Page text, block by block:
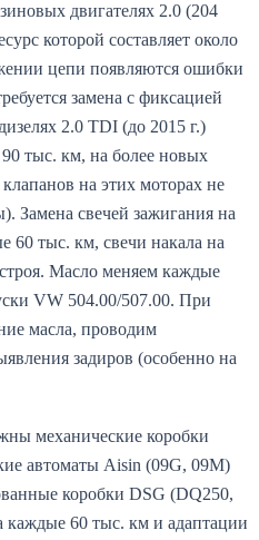
двигателях 2.0 (204
которой составляет около
цепи появляются ошибки
замена с фиксацией
2.0 TDI (до 2015 г.)
тыс. км, на более новых
на этих моторах не
Замена свечей зажигания на
60 тыс. км, свечи накала на
Масло меняем каждые
VW 504.00/507.00. При
масла, проводим
задиров (особенно на
механические коробки
автоматы Aisin (09G, 09M)
коробки DSG (DQ250,
каждые 60 тыс. км и адаптации